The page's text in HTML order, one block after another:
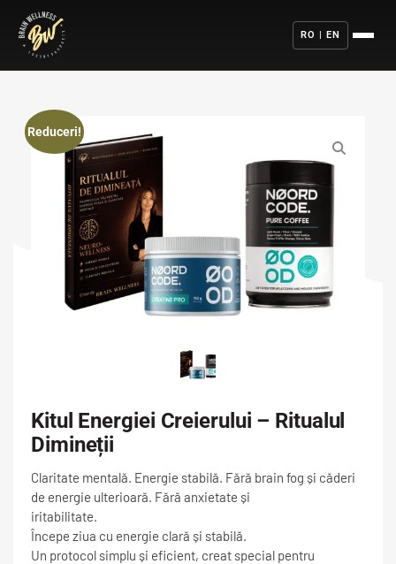
RO | EN
Reduceri!
Kitul Energiei Creierului – Ritualul
Dimineții
Claritate mentală. Energie stabilă. Fără brain fog și căderi
de energie ulterioară. Fără anxietate și
iritabilitate.
Începe ziua cu energie clară și stabilă.
Un protocol simplu și eficient, creat special pentru